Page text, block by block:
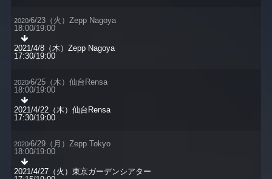
2020/6/23（火）Zepp Nagoya
18:00/19:00
2021/4/8（木）Zepp Nagoya
17:30/19:00
2020/6/25（木）仙台Rensa
18:00/19:00
2021/4/22（木）仙台Rensa
17:30/19:00
2020/6/29（月）Zepp Tokyo
18:00/19:00
2021/4/27（火）東京ガーデンシアター